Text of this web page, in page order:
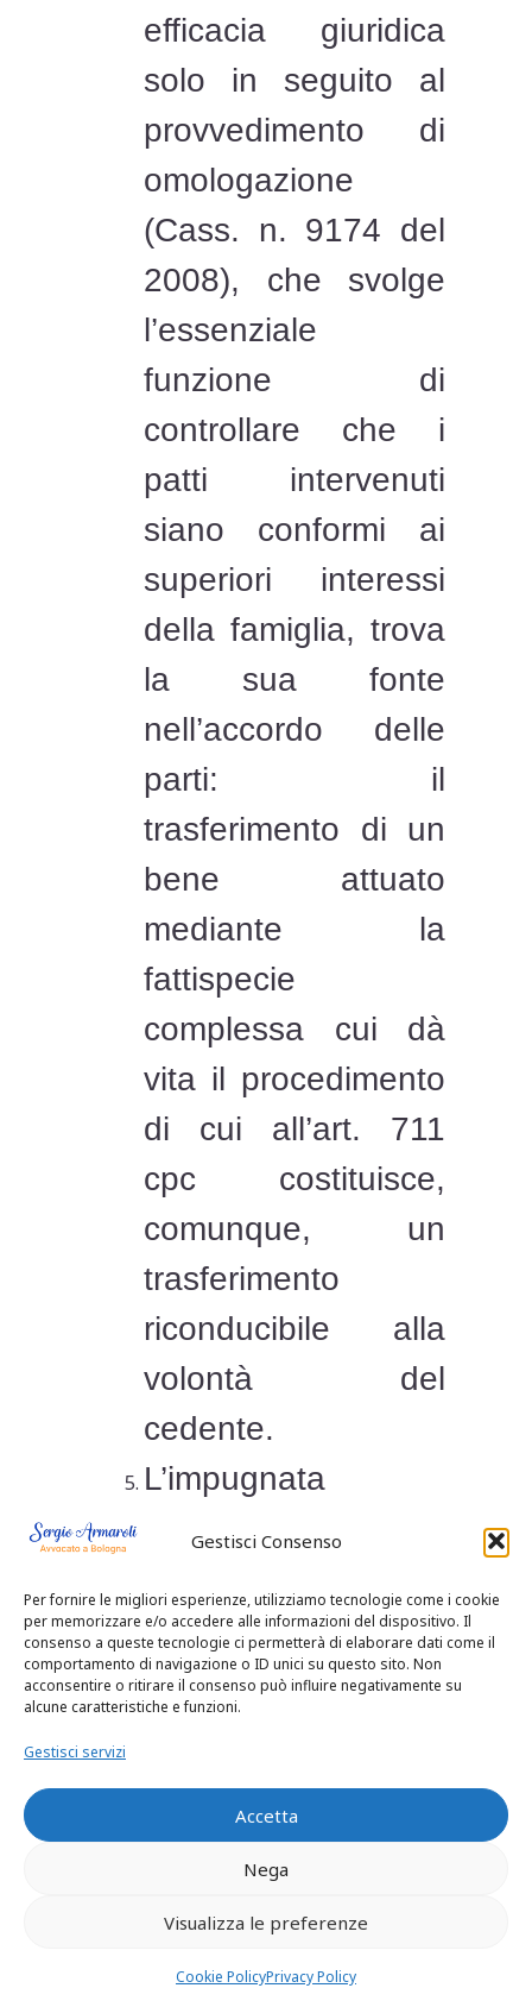
Gestisci Consenso
Per fornire le migliori esperienze, utilizziamo tecnologie come i cookie
per memorizzare e/o accedere alle informazioni del dispositivo. Il
consenso a queste tecnologie ci permetterà di elaborare dati come il
comportamento di navigazione o ID unici su questo sito. Non
acconsentire o ritirare il consenso può influire negativamente su
alcune caratteristiche e funzioni.
Gestisci servizi
Accetta
Nega
Visualizza le preferenze
Cookie PolicyPrivacy Policy
efficacia giuridica
solo in seguito al
provvedimento di
omologazione
(Cass. n. 9174 del
2008), che svolge
l’essenziale
funzione di
controllare che i
patti intervenuti
siano conformi ai
superiori interessi
della famiglia, trova
la sua fonte
nell’accordo delle
parti: il
trasferimento di un
bene attuato
mediante la
fattispecie
complessa cui dà
vita il procedimento
di cui all’art. 711
cpc costituisce,
comunque, un
trasferimento
riconducibile alla
volontà del
cedente.
L’impugnata
sentenza, che non
principio, va, in
conseguenza,
ulteriori
accertamenti di
fatto, per essere
incontroverso che